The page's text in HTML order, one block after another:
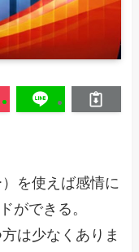
を使えば感情に
ができる。
は少なくありま